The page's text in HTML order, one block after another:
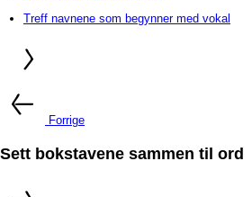
Treff navnene som begynner med vokal
Forrige
Sett bokstavene sammen til ord